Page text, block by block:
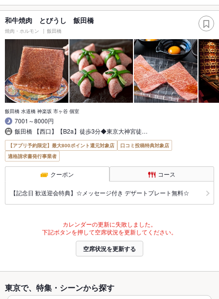
和牛焼肉 とびうし 飯田橋
焼肉・ホルモン 飯田橋
飯田橋 水道橋 神楽坂 市ヶ谷 個室
7001～8000円
飯田橋 【西口】【B2a】徒歩3分◆東京大神宮徒…
【アプリ予約限定】最大800ポイント還元対象店
口コミ投稿特典対象店
適格請求書発行事業者
クーポン コース
【記念日 歓送迎会特典】☆メッセージ付き デザートプレート無料☆
カレンダーの更新に失敗しました。
下記ボタンを押して空席状況を更新してください。
空席状況を更新する
東京で、特集・シーンから探す